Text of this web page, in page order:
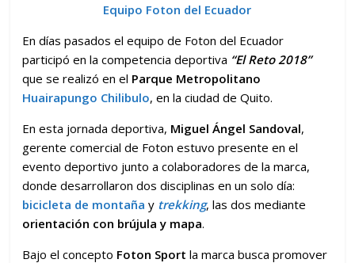
Equipo Foton del Ecuador
En días pasados el equipo de Foton del Ecuador
participó en la competencia deportiva “El Reto 2018”
que se realizó en el Parque Metropolitano
Huairapungo Chilibulo, en la ciudad de Quito.
En esta jornada deportiva, Miguel Ángel Sandoval,
gerente comercial de Foton estuvo presente en el
evento deportivo junto a colaboradores de la marca,
donde desarrollaron dos disciplinas en un solo día:
bicicleta de montaña y trekking, las dos mediante
orientación con brújula y mapa.
Bajo el concepto Foton Sportla marca busca promover